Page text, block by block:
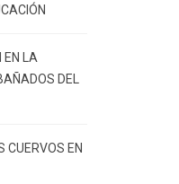
EN LA
DEL
CUERVOS EN